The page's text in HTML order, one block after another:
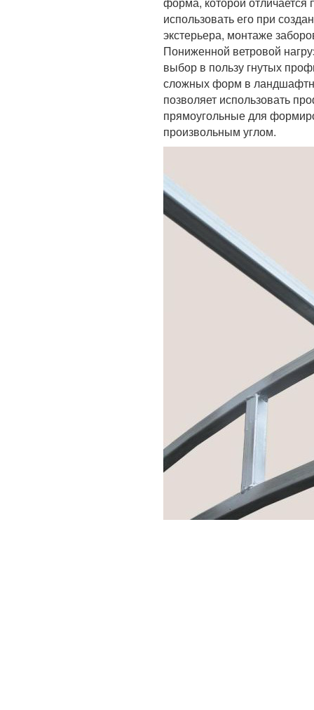
использовать его при
экстерьера, монтаже
Пониженной ветровой
выбор в пользу гнутых
сложных форм в
позволяет использовать
прямоугольные для
произвольным углом.